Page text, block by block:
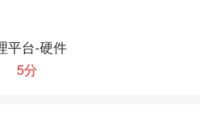
平台-硬件
5分